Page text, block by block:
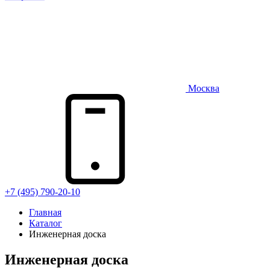
Москва
+7 (495) 790-20-10
Главная
Каталог
Инженерная доска
Инженерная доска